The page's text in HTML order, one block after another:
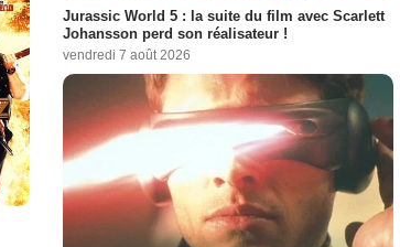
Jurassic World 5 : la suite du film avec Scarlett
Johansson perd son réalisateur !
vendredi 7 août 2026